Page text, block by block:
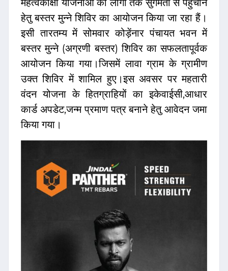
महत्वकांक्षी योजनाओं को लोगों तक सुगमता से पहुंचाने
हेतु बस्तर मुन्ने शिविर का आयोजन किया जा रहा हैं।
इसी तारतम्य में सोमवार कोड़ेंनार पंचायत भवन में
बस्तर मुन्ने (अग्रणी बस्तर) शिविर का सफलतापूर्वक
आयोजन किया गया।जिसमें लावा ग्राम के ग्रामीण
उक्त शिविर में शामिल हुए।इस अवसर पर महतारी
वंदन योजना के हितग्राहियों का इकेवाईसी,आधार
कार्ड अपडेट,जन्म प्रमाण पत्र बनाने हेतु आवेदन जमा
किया गया।